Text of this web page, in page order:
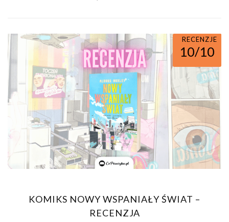
RECENZJE
10/10
KOMIKS NOWY WSPANIAŁY ŚWIAT –
RECENZJA